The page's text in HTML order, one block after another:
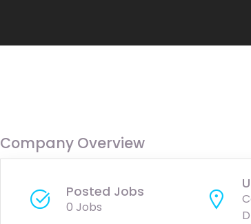
Company Overview
Posted Jobs
0 Jobs